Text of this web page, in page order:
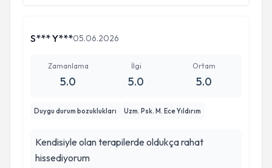
S*** Y***05.06.2026
Zamanlama
5.0
İlgi
5.0
Ortam
5.0
Duygu durum bozuklukları Uzm. Psk. M. Ece Yıldırım
Kendisiyle olan terapilerde oldukça rahat
hissediyorum